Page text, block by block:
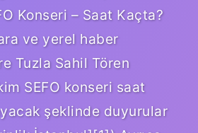
Konseri – Saat Kaçta?
ve yerel haber
Tuzla Sahil Tören
SEFO konseri saat
şeklinde duyurular